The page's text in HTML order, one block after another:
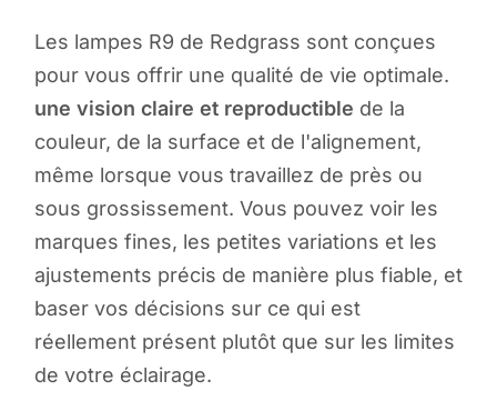
Les lampes R9 de Redgrass sont conçues
pour vous offrir une qualité de vie optimale.
une vision claire et reproductible de la
couleur, de la surface et de l'alignement,
même lorsque vous travaillez de près ou
sous grossissement. Vous pouvez voir les
marques fines, les petites variations et les
ajustements précis de manière plus fiable, et
baser vos décisions sur ce qui est
réellement présent plutôt que sur les limites
de votre éclairage.